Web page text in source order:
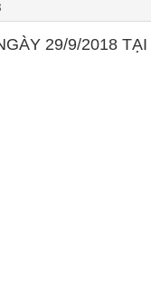
29/9/2018